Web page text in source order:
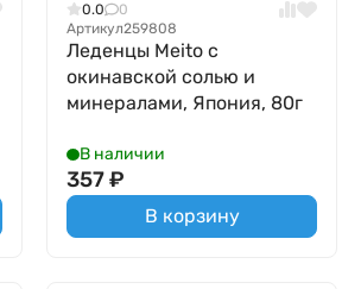
0.0
0
Артикул259808
Леденцы Meito с
окинавской солью и
минералами, Япония, 80г
В наличии
357₽
В корзину